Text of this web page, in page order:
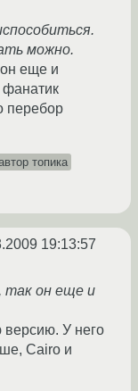
можно.
он еще и
фанатик
перебор
топика
19:13:57
так он еще и
версию. У него
Cairo и